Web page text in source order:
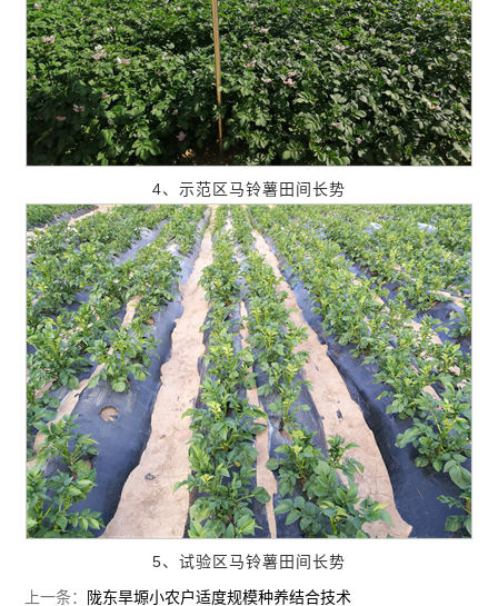
4、示范区马铃薯田间长势
5、试验区马铃薯田间长势
上一条：
陇东旱塬小农户适度规模种养结合技术